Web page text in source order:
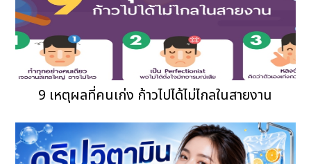
9 เหตุผลที่คนเก่ง ก้าวไปได้ไม่ไกลในสายงาน